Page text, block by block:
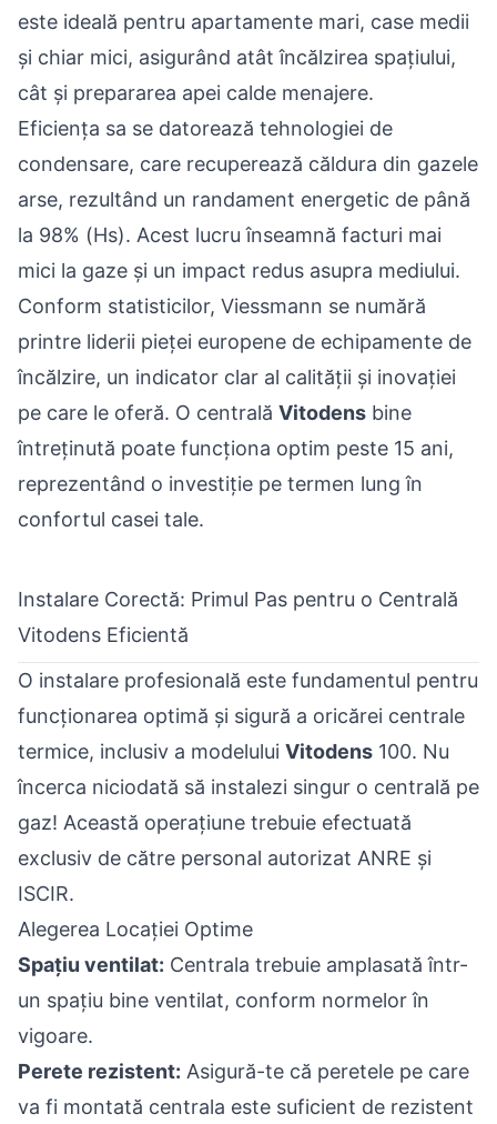
este ideală pentru apartamente mari, case medii
și chiar mici, asigurând atât încălzirea spațiului,
cât și prepararea apei calde menajere.
Eficiența sa se datorează tehnologiei de
condensare, care recuperează căldura din gazele
arse, rezultând un randament energetic de până
la 98% (Hs). Acest lucru înseamnă facturi mai
mici la gaze și un impact redus asupra mediului.
Conform statisticilor, Viessmann se numără
printre liderii pieței europene de echipamente de
încălzire, un indicator clar al calității și inovației
pe care le oferă. O centrală Vitodens bine
întreținută poate funcționa optim peste 15 ani,
reprezentând o investiție pe termen lung în
confortul casei tale.
Instalare Corectă: Primul Pas pentru o Centrală
Vitodens Eficientă
O instalare profesională este fundamentul pentru
funcționarea optimă și sigură a oricărei centrale
termice, inclusiv a modelului Vitodens 100. Nu
încerca niciodată să instalezi singur o centrală pe
gaz! Această operațiune trebuie efectuată
exclusiv de către personal autorizat ANRE și
ISCIR.
Alegerea Locației Optime
Spațiu ventilat: Centrala trebuie amplasată într-
un spațiu bine ventilat, conform normelor în
vigoare.
Perete rezistent: Asigură-te că peretele pe care
va fi montată centrala este suficient de rezistent